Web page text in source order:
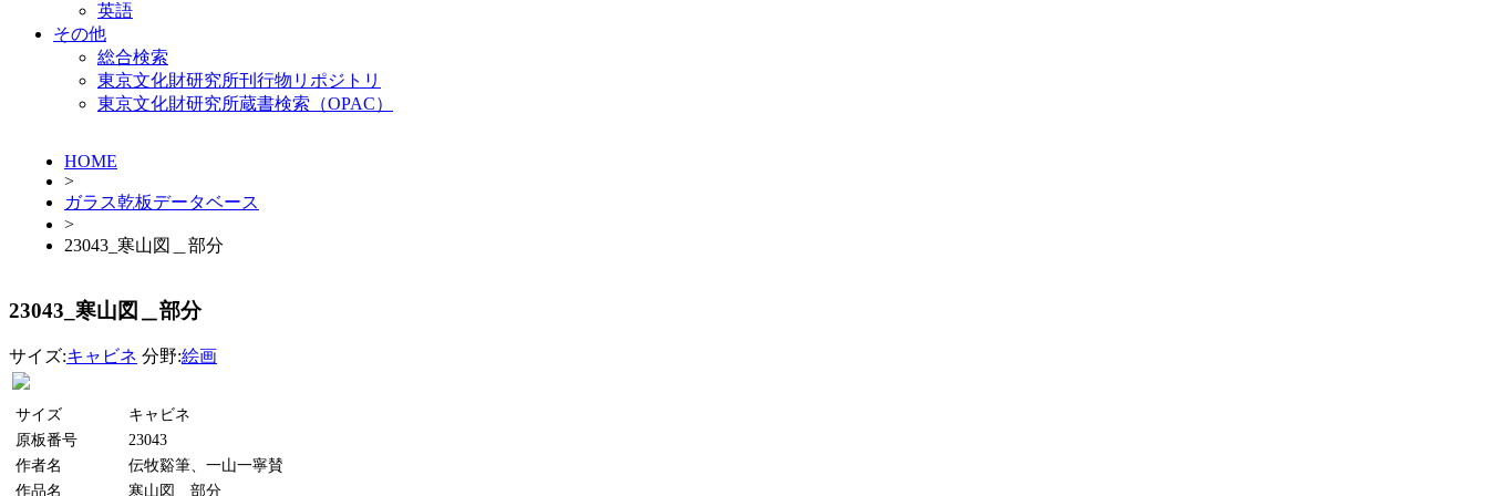
英語
その他
総合検索
東京文化財研究所刊行物リポジトリ
東京文化財研究所蔵書検索（OPAC）
HOME
>
ガラス乾板データベース
>
23043_寒山図＿部分
23043_寒山図＿部分
サイズ:キャビネ 分野:絵画
サイズ
キャビネ
原板番号
23043
作者名
伝牧谿筆、一山一寧賛
作品名
寒山図＿部分